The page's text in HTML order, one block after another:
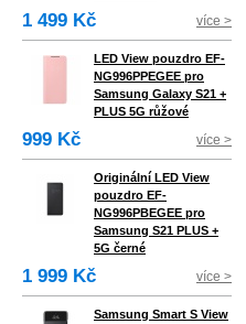
1 499 Kč více >
LED View pouzdro EF-
NG996PPEGEE pro
Samsung Galaxy S21 +
PLUS 5G růžové
999 Kč více >
Originální LED View
pouzdro EF-
NG996PBEGEE pro
Samsung S21 PLUS +
5G černé
1 999 Kč více >
Samsung Smart S View